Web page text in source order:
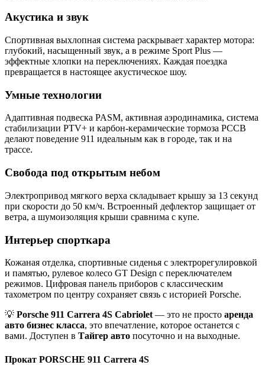
Акустика и звук
Спортивная выхлопная система раскрывает характер мотора:
глубокий, насыщенный звук, а в режиме Sport Plus —
эффектные хлопки на переключениях. Каждая поездка
превращается в настоящее акустическое шоу.
Умные технологии
Адаптивная подвеска PASM, активная аэродинамика, система
стабилизации PTV+ и карбон-керамические тормоза PCCB
делают поведение 911 идеальным как в городе, так и на
трассе.
Свобода под открытым небом
Электропривод мягкого верха складывает крышу за 13 секунд
при скорости до 50 км/ч. Встроенный дефлектор защищает от
ветра, а шумоизоляция крыши сравнима с купе.
Интерьер спорткара
Кожаная отделка, спортивные сиденья с электрорегулировкой
и памятью, рулевое колесо GT Design с переключателем
режимов. Цифровая панель приборов с классическим
тахометром по центру сохраняет связь с историей Porsche.
💡 Porsche 911 Carrera 4S Cabriolet — это не просто аренда
авто бизнес класса, это впечатление, которое останется с
вами. Доступен в Тайгер авто посуточно и на выходные.
Прокат PORSCHE 911 Carrera 4S